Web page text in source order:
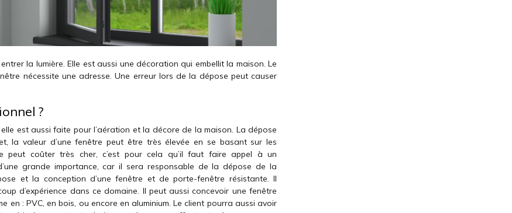
la lumière. Elle est aussi une décoration qui embellit la maison. Le
nécessite une adresse. Une erreur lors de la dépose peut causer
?
est aussi faite pour l’aération et la décore de la maison. La dépose
la valeur d’une fenêtre peut être très élevée en se basant sur les
peut coûter très cher, c’est pour cela qu’il faut faire appel à un
grande importance, car il sera responsable de la dépose de la
et la conception d’une fenêtre et de porte-fenêtre résistante. Il
d’expérience dans ce domaine. Il peut aussi concevoir une fenêtre
en : PVC, en bois, ou encore en aluminium. Le client pourra aussi avoir